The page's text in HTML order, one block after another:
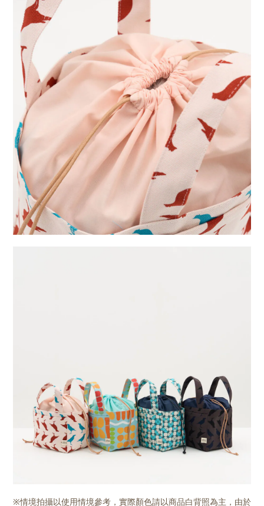
※情境拍攝以使用情境參考，實際顏色請以商品白背照為主，由於